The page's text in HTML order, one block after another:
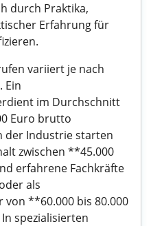
durch Praktika,
Erfahrung für
variiert je nach
Ein
im Durchschnitt
Euro brutto
der Industrie starten
zwischen **45.000
erfahrene Fachkräfte
als
**60.000 bis 80.000
spezialisierten